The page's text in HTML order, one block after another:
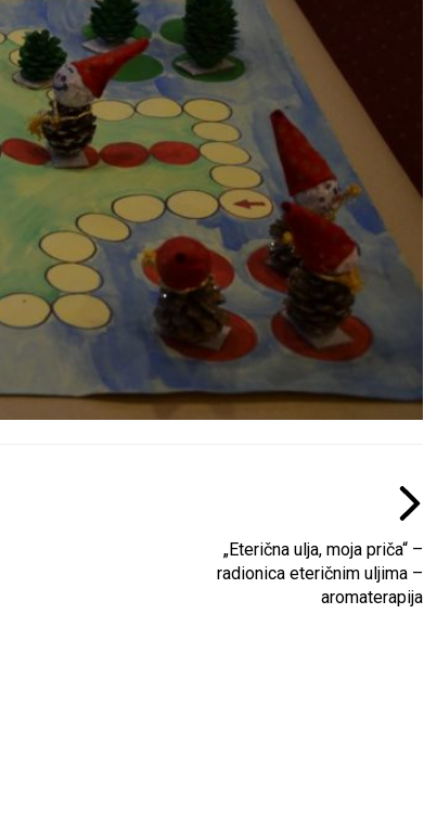
„Eterična ulja, moja priča“ –
radionica eteričnim uljima –
aromaterapija